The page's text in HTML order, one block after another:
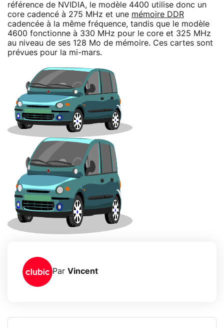
référence de NVIDIA, le modèle 4400 utilise donc un
core cadencé à 275 MHz et une mémoire DDR
cadencée à la même fréquence, tandis que le modèle
4600 fonctionne à 330 MHz pour le core et 325 MHz
au niveau de ses 128 Mo de mémoire. Ces cartes sont
prévues pour la mi-mars.
Par Vincent